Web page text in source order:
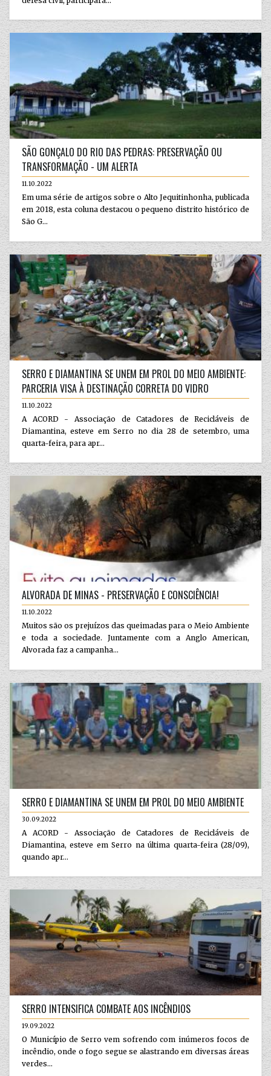
SÃO GONÇALO DO RIO DAS PEDRAS: PRESERVAÇÃO OU
TRANSFORMAÇÃO - UM ALERTA
11.10.2022
Em uma série de artigos sobre o Alto Jequitinhonha, publicada
em 2018, esta coluna destacou o pequeno distrito histórico de
São G...
SERRO E DIAMANTINA SE UNEM EM PROL DO MEIO AMBIENTE:
PARCERIA VISA À DESTINAÇÃO CORRETA DO VIDRO
11.10.2022
A ACORD - Associação de Catadores de Recicláveis de
Diamantina, esteve em Serro no dia 28 de setembro, uma
quarta-feira, para apr...
ALVORADA DE MINAS - PRESERVAÇÃO E CONSCIÊNCIA!
11.10.2022
Muitos são os prejuízos das queimadas para o Meio Ambiente
e toda a sociedade. Juntamente com a Anglo American,
Alvorada faz a campanha...
SERRO E DIAMANTINA SE UNEM EM PROL DO MEIO AMBIENTE
30.09.2022
A ACORD - Associação de Catadores de Recicláveis de
Diamantina, esteve em Serro na última quarta-feira (28/09),
quando apr...
SERRO INTENSIFICA COMBATE AOS INCÊNDIOS
19.09.2022
O Município de Serro vem sofrendo com inúmeros focos de
incêndio, onde o fogo segue se alastrando em diversas áreas
verdes...